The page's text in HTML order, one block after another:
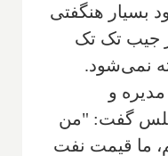
بسیار هنگفتی
جیب تک تک
نمی‌شود.
و
گفت: "من
ما قیمت نفت